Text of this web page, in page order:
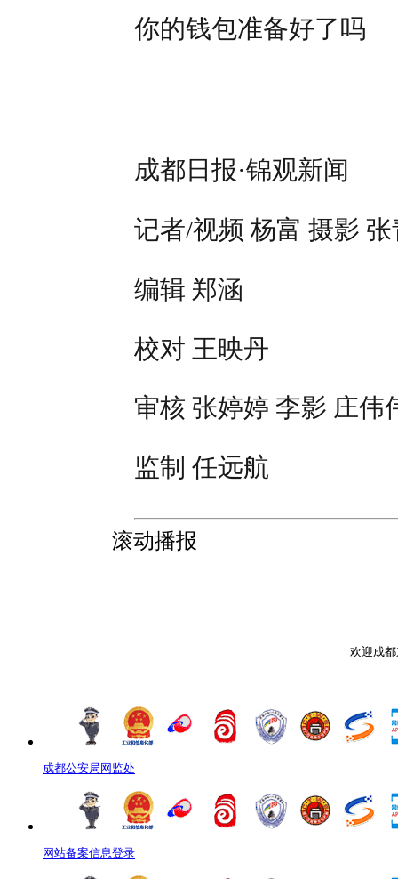
你的钱包准备好了吗
成都日报·锦观新闻
记者/视频 杨富 摄影
编辑 郑涵
校对 王映丹
审核 张婷婷 李影 庄伟
监制 任远航
滚动播报
欢迎成
成都公安局网监处
网站备案信息登录